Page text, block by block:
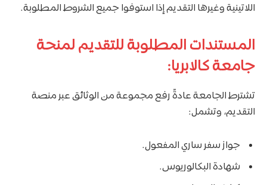
اللاتينية وغيرها التقديم إذا استوفوا جميع الشروط المطلوبة.
المستندات المطلوبة للتقديم لمنحة
جامعة كالابريا:
تشترط الجامعة عادةً رفع مجموعة من الوثائق عبر منصة
التقديم، وتشمل:
جواز سفر ساري المفعول.
شهادة البكالوريوس.